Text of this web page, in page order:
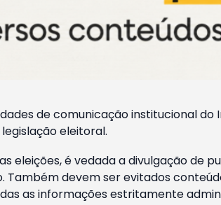
de comunicação institucional
eleitoral.
eleições, é vedada a divulgação de
Também devem ser evitados
as informações estritamente